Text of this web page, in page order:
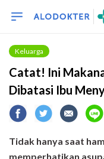
Keluarga
Catat! Ini
Dibatasi Ibu
Tidak hanya saat
memperhatikan